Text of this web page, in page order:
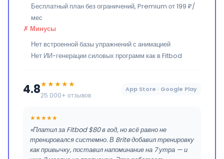
Бесплатный план без ограничений, Premium от 199 ₽/
мес
✗ Минусы
Нет встроенной базы упражнений с анимацией
Нет ИИ-генерации силовых программ как в Fitbod
4.8★★★★★
25 000+ отзывов
App Store · Google Play
★★★★★
«Платил за Fitbod $80 в год, но всё равно не
тренировался системно. В Brite добавил тренировку
как привычку, поставил напоминание на 7 утра — и